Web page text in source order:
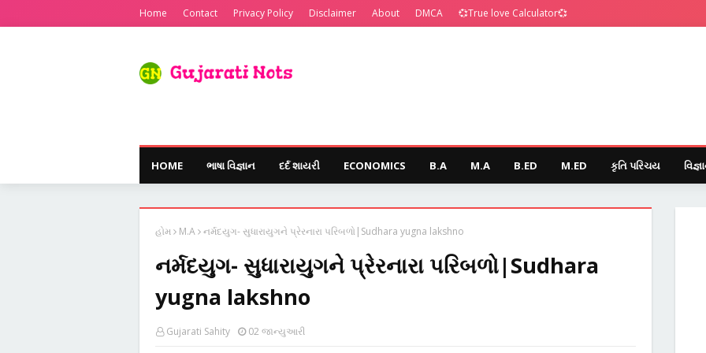
Home Contact Privacy Policy Disclaimer About DMCA 💞True love Calculator💞
HOME ભાષા વિજ્ઞાન દર્દ શાયરી ECONOMICS B.A M.A B.ED M.ED કૃતિ પરિચય
હોમ M.A નર્મદયુગ- સુધારાયુગને પ્રેરનારા પરિબળો|Sudhara yugna lakshno
નર્મદયુગ- સુધારાયુગને પ્રેરનારા પરિબળો|Sudhara
yugna lakshno
Gujarati Sahity 02 જાન્યુઆરી